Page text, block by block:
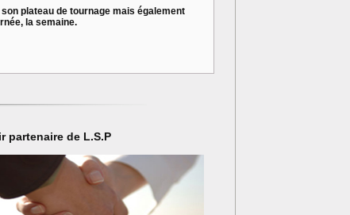
plateau de tournage mais également
la semaine.
partenaire de L.S.P